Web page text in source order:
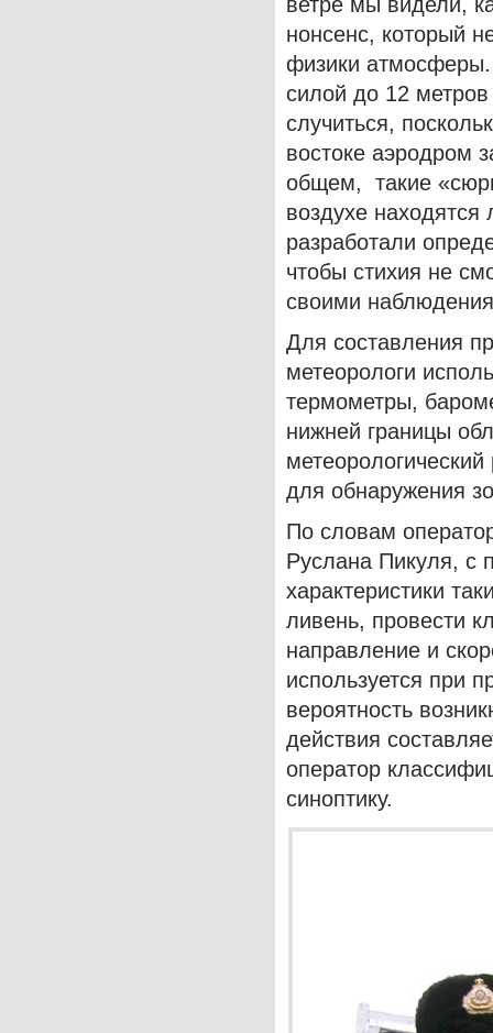
нонсенс, который
физики
силой до 12
случиться,
востоке аэродром
общем, такие
воздухе
разработали
чтобы стихия не
своими
Для составления
метеорологи
термометры,
нижней границы
для обнаружения
По словам
Руслана Пикуля, с
характеристики
ливень, провести
направление и
используется при
вероятность
действия
оператор
синоптику.